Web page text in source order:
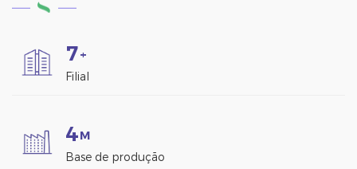
7+
Filial
4M
Base de produção